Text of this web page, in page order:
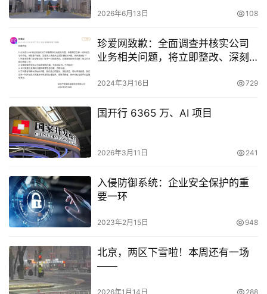
2026年6月13日 108
珍爱网致歉：全面调查并核实公司
业务相关问题，将立即整改、深刻
2024年3月16日 729
国开行 6365 万、AI 项目
2026年3月11日 241
入侵防御系统：企业安全保护的重
要一环
2023年2月15日 948
北京，两区下雪啦！本周还有一场
——
2026年1月14日 288